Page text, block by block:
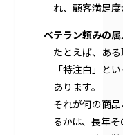
れ、顧客満足度
ベテラン頼みの属
たとえば、あ
「特注白」と
あります。
それが何の商
るかは、長年